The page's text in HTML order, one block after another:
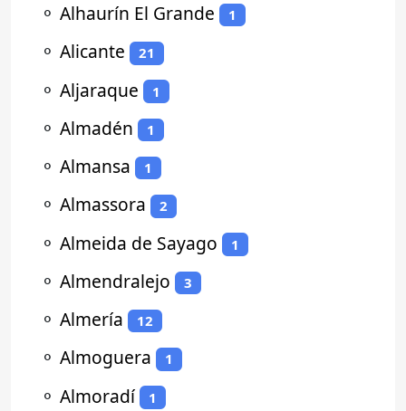
⚬ Alhaurín El Grande 1
⚬ Alicante 21
⚬ Aljaraque 1
⚬ Almadén 1
⚬ Almansa 1
⚬ Almassora 2
⚬ Almeida de Sayago 1
⚬ Almendralejo 3
⚬ Almería 12
⚬ Almoguera 1
⚬ Almoradí 1